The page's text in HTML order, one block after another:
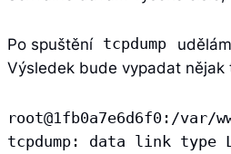
Po spuštění tcpdump
Výsledek bude vypadat nějak
root@1fb0a7e6d6f0:/
tcpdump: data link type